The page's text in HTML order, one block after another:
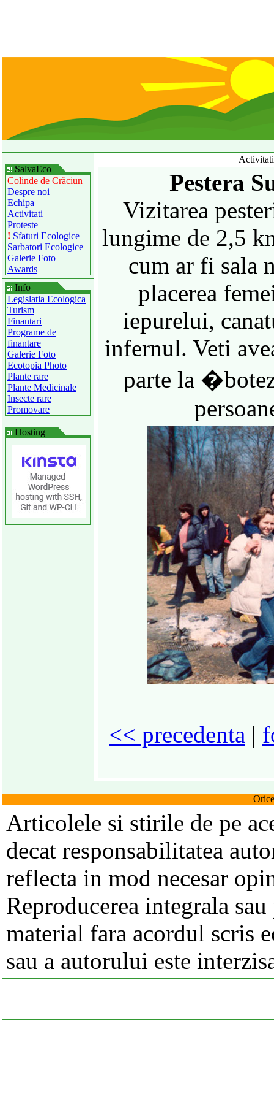
SalvaEco
Colinde de Crăciun
Despre noi
Echipa
Activitati
Proteste
! Sfaturi Ecologice
Sarbatori Ecologice
Galerie Foto
Awards
Info
Legislatia Ecologica
Turism
Finantari
Programe de
finantare
Galerie Foto
Ecotopia Photo
Plante rare
Plante Medicinale
Insecte rare
Promovare
Hosting
Pestera
Vizitarea
lungime de 2,5
cum ar fi sala
placerea
iepurelui,
infernul. Veti
parte la
<< precedenta |
Articolele si stirile de pe
decat responsabilitatea
reflecta in mod necesar
Reproducerea integrala
material fara acordul scris
sau a autorului este